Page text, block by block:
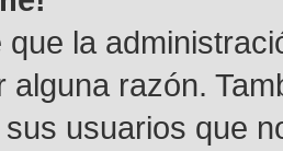
que la
alguna razón.
usuarios que